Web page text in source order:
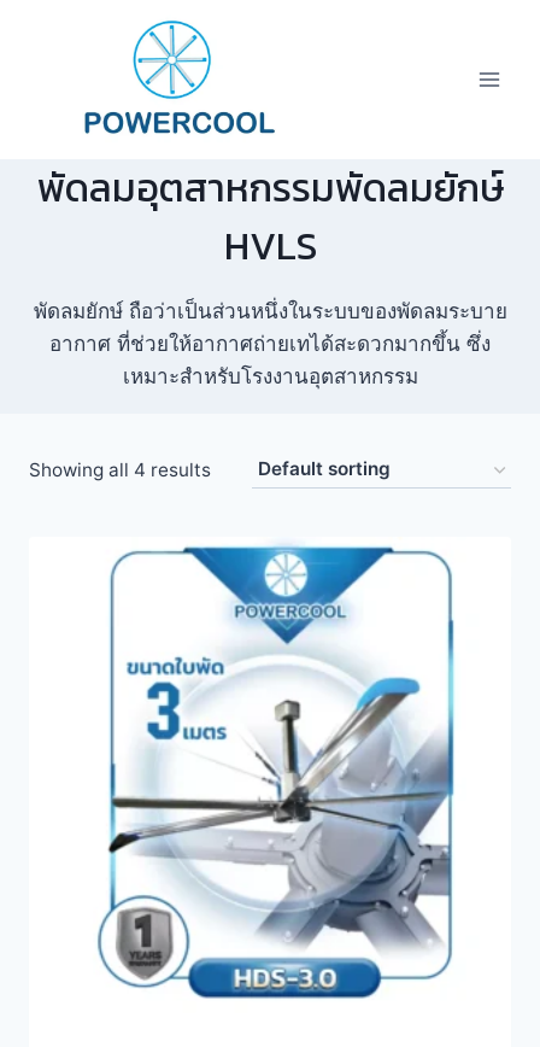
พัดลมอุตสาหกรรมพัดลมยักษ์
HVLS
พัดลมยักษ์ ถือว่าเป็นส่วนหนึ่งในระบบของพัดลมระบาย
อากาศ ที่ช่วยให้อากาศถ่ายเทได้สะดวกมากขึ้น ซึ่ง
เหมาะสำหรับโรงงานอุตสาหกรรม
Showing all 4 results